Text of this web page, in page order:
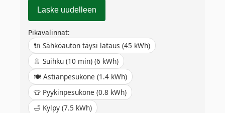
Laske uudelleen
Pikavalinnat:
🔌 Sähköauton täysi lataus (45 kWh)
🚿 Suihku (10 min) (6 kWh)
🍽️ Astianpesukone (1.4 kWh)
👕 Pyykinpesukone (0.8 kWh)
🛁 Kylpy (7.5 kWh)